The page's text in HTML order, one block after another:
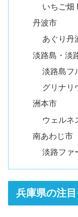
いちご畑
丹波市
あぐり丹
淡路島・淡
淡路島フ
グリナリ
洲本市
ウェルネ
南あわじ市
淡路ファ
兵庫県の注